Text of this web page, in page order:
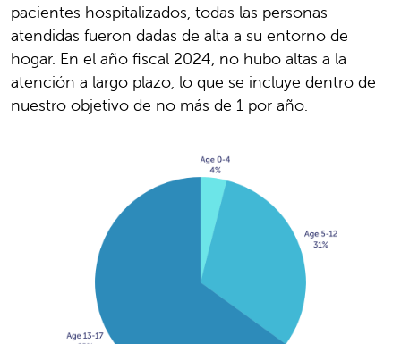
pacientes hospitalizados, todas las personas
atendidas fueron dadas de alta a su entorno de
hogar. En el año fiscal 2024, no hubo altas a la
atención a largo plazo, lo que se incluye dentro de
nuestro objetivo de no más de 1 por año.